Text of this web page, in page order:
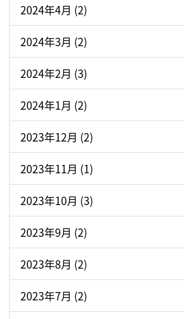
2024年4月 (2)
2024年3月 (2)
2024年2月 (3)
2024年1月 (2)
2023年12月 (2)
2023年11月 (1)
2023年10月 (3)
2023年9月 (2)
2023年8月 (2)
2023年7月 (2)